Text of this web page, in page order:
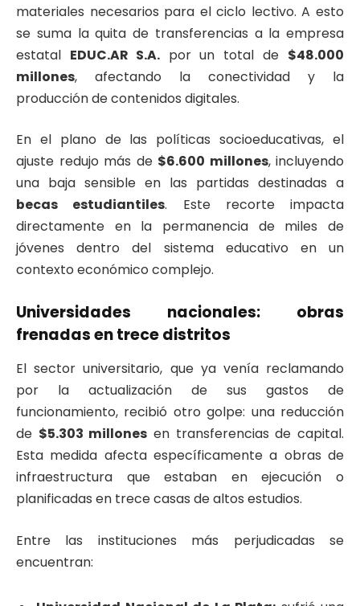
materiales necesarios para el ciclo lectivo. A esto
se suma la quita de transferencias a la empresa
estatal EDUC.AR S.A.por un total de $48.000
millones, afectando la conectividad y la
producción de contenidos digitales.
En el plano de las políticas socioeducativas, el
ajuste redujo más de $6.600 millones, incluyendo
una baja sensible en las partidas destinadas a
becas estudiantiles. Este recorte impacta
directamente en la permanencia de miles de
jóvenes dentro del sistema educativo en un
contexto económico complejo.
Universidades nacionales: obras
frenadas en trece distritos
El sector universitario, que ya venía reclamando
por la actualización de sus gastos de
funcionamiento, recibió otro golpe: una reducción
de $5.303 millones en transferencias de capital.
Esta medida afecta específicamente a obras de
infraestructura que estaban en ejecución o
planificadas en trece casas de altos estudios.
Entre las instituciones más perjudicadas se
encuentran: